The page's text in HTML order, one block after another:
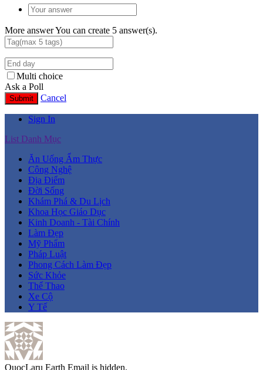
More answerYou can create 5 answer(s).
Multi choice
Ask a Poll
Submit Cancel
Sign In
List Danh Mục
Ăn Uống Ẩm Thực
Công Nghệ
Địa Điểm
Đời Sống
Khám Phá & Du Lịch
Khoa Học Giáo Dục
Kinh Doanh - Tài Chính
Làm Đẹp
Mỹ Phẩm
Pháp Luật
Phong Cách Làm Đẹp
Sức Khỏe
Thể Thao
Xe Cộ
Y Tế
QuocLaru Earth Email is hidden.